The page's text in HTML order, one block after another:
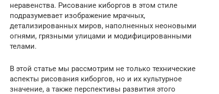
неравенства. Рисование киборгов в этом стиле
подразумевает изображение мрачных,
детализированных миров, наполненных неоновыми
огнями, грязными улицами и модифицированными
телами.
В этой статье мы рассмотрим не только технические
аспекты рисования киборгов, но и их культурное
значение, а также перспективы развития этого